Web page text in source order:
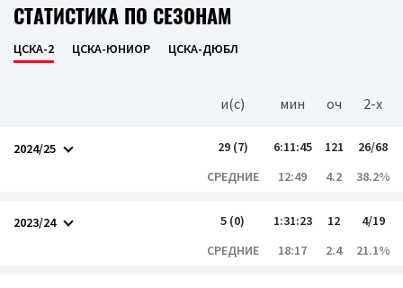
СТАТИСТИКА ПО СЕЗОНАМ
ЦСКА-2 ЦСКА-ЮНИОР ЦСКА-ДЮБЛ
и(c) мин оч 2-x
2024/25 29 (7) 6:11:45 121
26/68
СРЕДНИЕ
12:49 4.2 38.2%
2023/24 5 (0) 1:31:23 12
4/19
СРЕДНИЕ
18:17 2.4 21.1%